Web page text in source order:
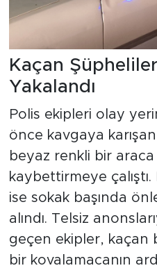
Kaçan
Yakalandı
Polis ekipleri olay
önce kavgaya
beyaz renkli bir
kaybettirmeye
ise sokak başında
alındı. Telsiz
geçen ekipler, kaçan
bir kovalamacanın